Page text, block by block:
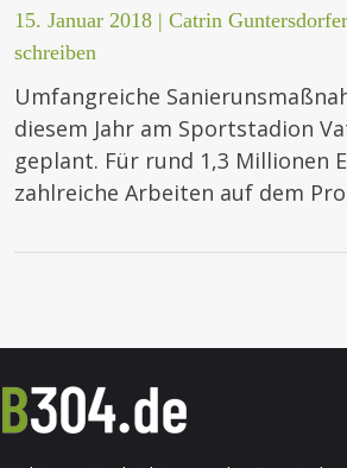
15. Januar 2018 | Catrin Guntersdorfer
schreiben
Umfangreiche
diesem Jahr am Sportstadion
geplant. Für rund 1,3 Millionen
zahlreiche Arbeiten auf dem